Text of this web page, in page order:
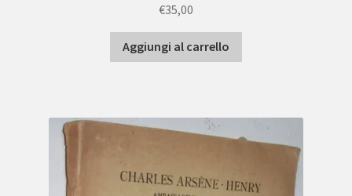
€35,00
Aggiungi al carrello